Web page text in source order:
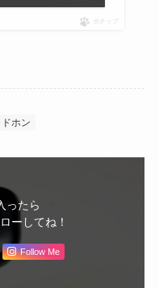
ポチップ
ホン
ったら
ーしてね！
Follow Me